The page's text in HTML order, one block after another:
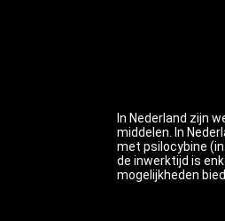
In Nederland zijn
middelen. In
met psilocybine
de inwerktijd is
mogelijkheden